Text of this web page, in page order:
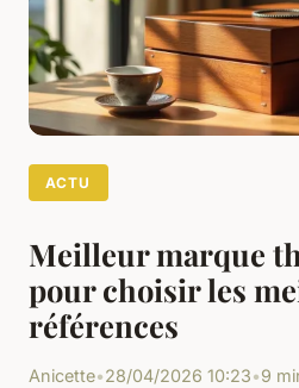
ACTU
Meilleur marque
pour choisir les
références
Anicette•28/04/2026 10:23•9